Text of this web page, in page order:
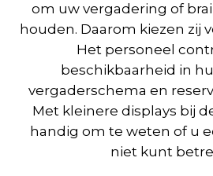
om uw vergadering of
houden. Daarom kiezen zij
Het personeel
beschikbaarheid in
vergaderschema en
Met kleinere displays bij
handig om te weten of u
niet kunt